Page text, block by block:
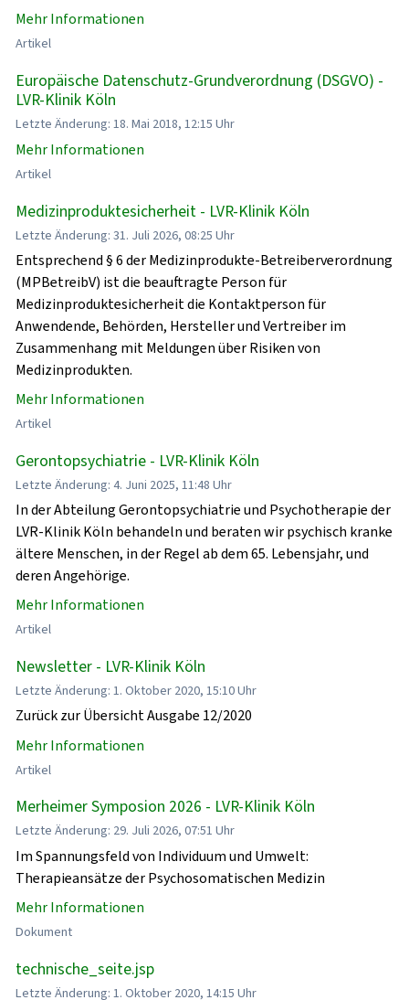
Mehr Informationen
Artikel
Europäische Datenschutz-Grundverordnung (DSGVO) -
LVR-Klinik Köln
Letzte Änderung: 18. Mai 2018, 12:15 Uhr
Mehr Informationen
Artikel
Medizinproduktesicherheit - LVR-Klinik Köln
Letzte Änderung: 31. Juli 2026, 08:25 Uhr
Entsprechend § 6 der Medizinprodukte-Betreiberverordnung
(MPBetreibV) ist die beauftragte Person für
Medizinproduktesicherheit die Kontaktperson für
Anwendende, Behörden, Hersteller und Vertreiber im
Zusammenhang mit Meldungen über Risiken von
Medizinprodukten.
Mehr Informationen
Artikel
Gerontopsychiatrie - LVR-Klinik Köln
Letzte Änderung: 4. Juni 2025, 11:48 Uhr
In der Abteilung Gerontopsychiatrie und Psychotherapie der
LVR-Klinik Köln behandeln und beraten wir psychisch kranke
ältere Menschen, in der Regel ab dem 65. Lebensjahr, und
deren Angehörige.
Mehr Informationen
Artikel
Newsletter - LVR-Klinik Köln
Letzte Änderung: 1. Oktober 2020, 15:10 Uhr
Zurück zur Übersicht Ausgabe 12/2020
Mehr Informationen
Artikel
Merheimer Symposion 2026 - LVR-Klinik Köln
Letzte Änderung: 29. Juli 2026, 07:51 Uhr
Im Spannungsfeld von Individuum und Umwelt:
Therapieansätze der Psychosomatischen Medizin
Mehr Informationen
Dokument
technische_seite.jsp
Letzte Änderung: 1. Oktober 2020, 14:15 Uhr